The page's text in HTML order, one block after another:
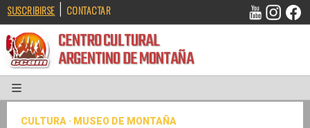
SUSCRIBIRSE | CONTACTAR
CENTRO CULTURAL
ARGENTINO DE MONTAÑA
CULTURA · MUSEO DE MONTAÑA